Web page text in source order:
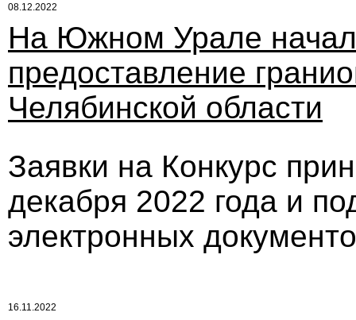
08.12.2022
На Южном Урале
предоставление
Челябинской области
Заявки на Конкурс
декабря 2022 года и
электронных
16.11.2022